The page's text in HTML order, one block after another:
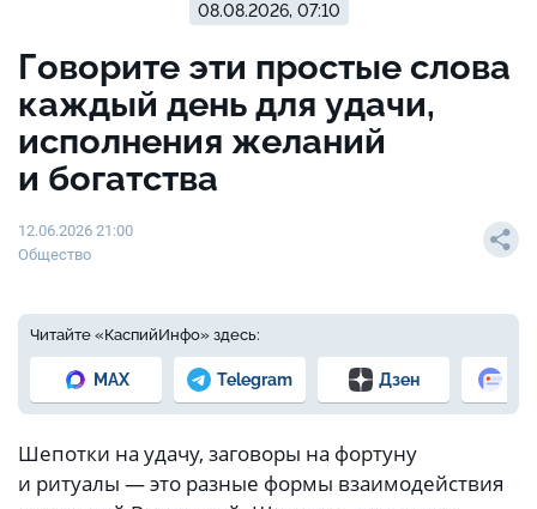
08.08.2026, 07:10
Говорите эти простые слова
каждый день для удачи,
исполнения желаний
и богатства
12.06.2026 21:00
Общество
Читайте «КаспийИнфо» здесь:
MAX Telegram Дзен
Шепотки на удачу, заговоры на фортуну
и ритуалы — это разные формы взаимодействия